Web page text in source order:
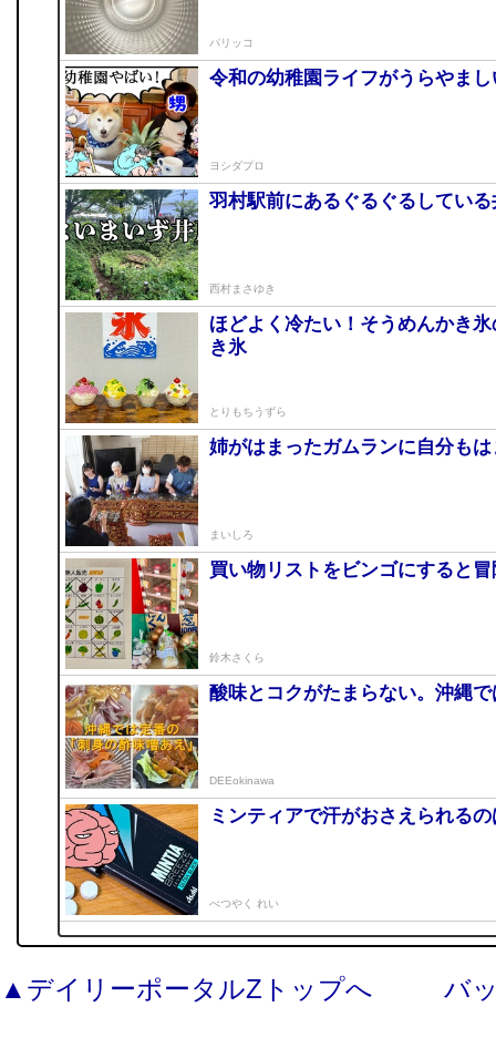
パリッコ
令和の幼稚園ライフがうらやまし
ヨシダプロ
羽村駅前にあるぐるぐるしてい
西村まさゆき
ほどよく冷たい！そうめんかき
き氷
とりもちうずら
姉がはまったガムランに自分も
まいしろ
買い物リストをビンゴにする
鈴木さくら
酸味とコクがたまらない。沖縄
DEEokinawa
ミンティアで汗がおさえられる
べつやく れい
▲デイリーポータルZトップへ バ